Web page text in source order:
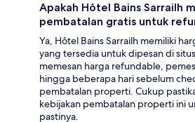
Apakah Hôtel Bains Sarrailh
pembatalan gratis untuk
Ya, Hôtel Bains Sarrailh memiliki
yang tersedia untuk dipesan di
memesan harga refundable,
hingga beberapa hari sebelum
pembatalan properti. Cukup
kebijakan pembatalan properti ini
pastinya.